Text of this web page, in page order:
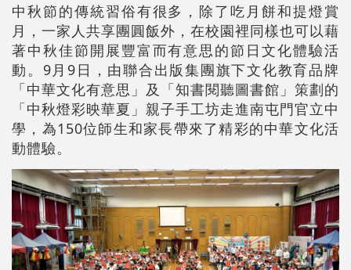
中秋節的傳統習俗有很多，除了吃月餅和提燈賞
月，一家人共享團圓飯外，在校園裡同樣也可以藉
著中秋佳節開展豐富而有意思的節日文化體驗活
動。9月9日，由聯合出版集團旗下文化教育品牌
「中華文化有意思」及「知書閱聽圖書館」策劃的
「中秋燈彩映華夏」親子手工坊走進南屯門官立中
學，為150位師生和家長帶來了精彩的中華文化活
動體驗。